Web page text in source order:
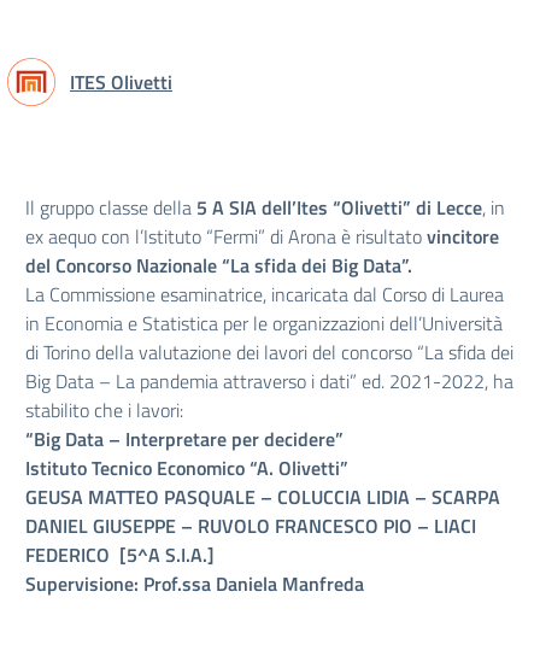
ITES Olivetti
Il gruppo classe della 5 A SIA dell’Ites “Olivetti” di Lecce, in
ex aequo con l’Istituto “Fermi” di Arona è risultatovincitore
del Concorso Nazionale “La sfida dei Big Data”.
La Commissione esaminatrice, incaricata dal Corso di Laurea
in Economia e Statistica per le organizzazioni dell’Università
di Torino della valutazione dei lavori del concorso “La sfida dei
Big Data – La pandemia attraverso i dati” ed. 2021-2022, ha
stabilito che i lavori:
“Big Data – Interpretare per decidere”
Istituto Tecnico Economico “A. Olivetti”
GEUSA MATTEO PASQUALE – COLUCCIA LIDIA – SCARPA
DANIEL GIUSEPPE – RUVOLO FRANCESCO PIO – LIACI
FEDERICO [5^A S.I.A.]
Supervisione: Prof.ssa Daniela Manfreda